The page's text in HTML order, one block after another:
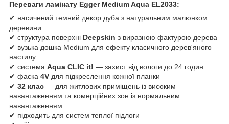
Переваги ламінату Egger Medium Aqua EL2033:
✔ насичений темний декор дуба з натуральним малюнком
деревини
✔ структура поверхні Deepskin з виразною фактурою дерева
✔ вузька дошка Medium для ефекту класичного дерев'яного
настилу
✔ система Aqua CLIC it! — захист від вологи до 24 годин
✔ фаска 4V для підкреслення кожної планки
✔ 32 клас — для житлових приміщень із високим
навантаженням та комерційних зон із нормальним
навантаженням
✔ підходить для систем теплої підлоги